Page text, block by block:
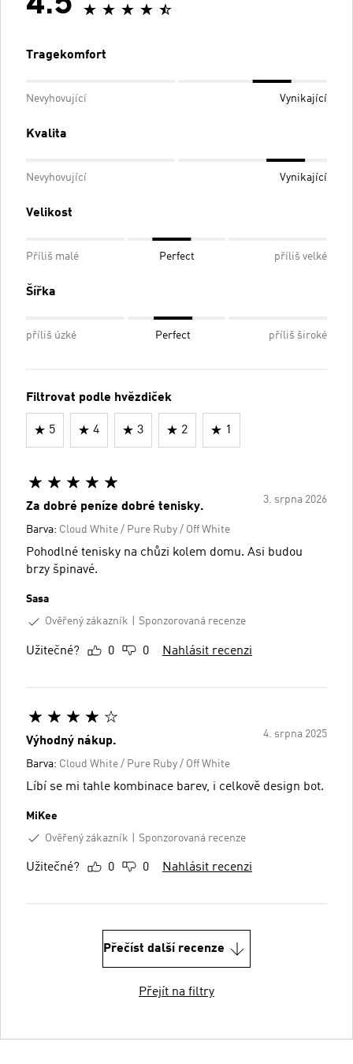
Tragekomfort
Nevyhovující Vynikající
Kvalita
Nevyhovující Vynikající
Velikost
Příliš malé Perfect příliš velké
Šířka
příliš úzké Perfect příliš široké
Filtrovat podle hvězdiček
5 4 3 2 1
3. srpna 2026
Za dobré peníze dobré tenisky.
Barva: Cloud White / Pure Ruby / Off White
Pohodlné tenisky na chůzi kolem domu. Asi budou
brzy špinavé.
Sasa
Ověřený zákazník
Sponzorovaná recenze
Užitečné? 0 0 Nahlásit recenzi
4. srpna 2025
Výhodný nákup.
Barva: Cloud White / Pure Ruby / Off White
Líbí se mi tahle kombinace barev, i celkově design bot.
MiKee
Ověřený zákazník
Sponzorovaná recenze
Užitečné? 0 0 Nahlásit recenzi
Přečíst další recenze
Přejít na filtry